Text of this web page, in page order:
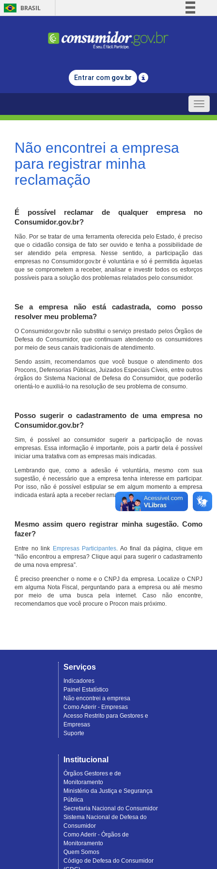
BRASIL
Comunica BR
Legislação
Entrar com gov.br
Toggle
Não encontrei a empresa
para registrar minha
reclamação
É possível reclamar de qualquer empresa no
Consumidor.gov.br?
Não. Por se tratar de uma ferramenta oferecida pelo Estado, é preciso
que o cidadão consiga de fato ser ouvido e tenha a possibilidade de
ser atendido pela empresa. Nesse sentido, a participação das
empresas no Consumidor.gov.br é voluntária e só é permitida àquelas
que se comprometem a receber, analisar e investir todos os esforços
possíveis para a solução dos problemas relatados pelo consumidor.
Se a empresa não está cadastrada, como posso
resolver meu problema?
O Consumidor.gov.br não substitui o serviço prestado pelos Órgãos de
Defesa do Consumidor, que continuam atendendo os consumidores
por meio de seus canais tradicionais de atendimento.
Sendo assim, recomendamos que você busque o atendimento dos
Procons, Defensorias Públicas, Juizados Especiais Cíveis, entre outros
órgãos do Sistema Nacional de Defesa do Consumidor, que poderão
orientá-lo e auxiliá-lo na resolução de seu problema de consumo.
Posso sugerir o cadastramento de uma empresa no
Consumidor.gov.br?
Sim, é possível ao consumidor sugerir a participação de novas
empresas. Essa informação é importante, pois a partir dela é possível
iniciar uma tratativa com as empresas mais indicadas.
Lembrando que, como a adesão é voluntária, mesmo com sua
sugestão, é necessário que a empresa tenha interesse em participar.
Por isso, não é possível estipular se em algum momento a empresa
indicada estará apta a receber reclamações por meio do site.
Mesmo assim quero registrar minha sugestão. Como
fazer?
Entre no link Empresas Participantes. Ao final da página, clique em
“Não encontrou a empresa? Clique aqui para sugerir o cadastramento
de uma nova empresa”.
É preciso preencher o nome e o CNPJ da empresa. Localize o CNPJ
em alguma Nota Fiscal, perguntando para a empresa ou até mesmo
por meio de uma busca pela internet. Caso não encontre,
recomendamos que você procure o Procon mais próximo.
Serviços
Indicadores
Painel Estatístico
Não encontrei a empresa
Como Aderir - Empresas
Acesso Restrito para Gestores e
Empresas
Suporte
Institucional
Órgãos Gestores e de
Monitoramento
Ministério da Justiça e Segurança
Pública
Secretaria Nacional do Consumidor
Sistema Nacional de Defesa do
Consumidor
Como Aderir - Órgãos de
Monitoramento
Quem Somos
Código de Defesa do Consumidor